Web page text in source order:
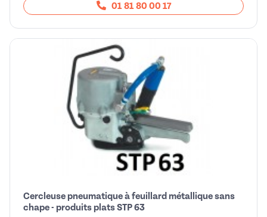
01 81 80 00 17
Cercleuse pneumatique à feuillard métallique sans
chape - produits plats STP 63